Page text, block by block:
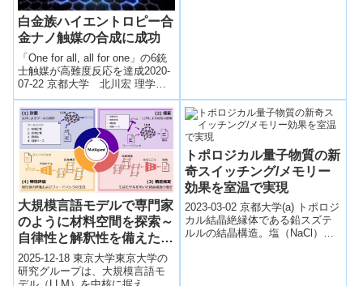
白金族ハイエントロピー合
金ナノ触媒の合成に成功
「One for all, all for one」の6銃
士触媒が高難度反応を達成2020-
07-22 京都大学 北川宏 理学研
究科教授、草田康平 同特定助
教、...
大規模言語モデルで専門家
のように材料空間を探索～
自律性と解釈性を備えた無
機材料設計のためのAIエー
ジェントを開発～
2025-12-18 東京大学東京大学の
研究グループは、大規模言語モ
トポロジカル量子物質の新
奇スイッチング/メモリー
効果を室温で実現
2023-03-02 京都大学(a) トポロジ
カル結晶絶縁体である鉛スズテ
ルルの結晶構造。塩（NaCl）と